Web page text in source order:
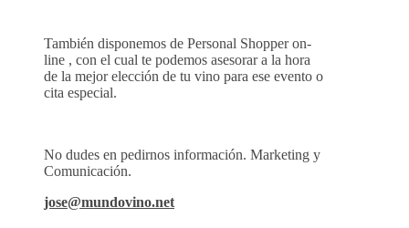
También disponemos de Personal Shopper on-
line , con el cual te podemos asesorar a la hora
de la mejor elección de tu vino para ese evento o
cita especial.
No dudes en pedirnos información. Marketing y
Comunicación.
jose@mundovino.net